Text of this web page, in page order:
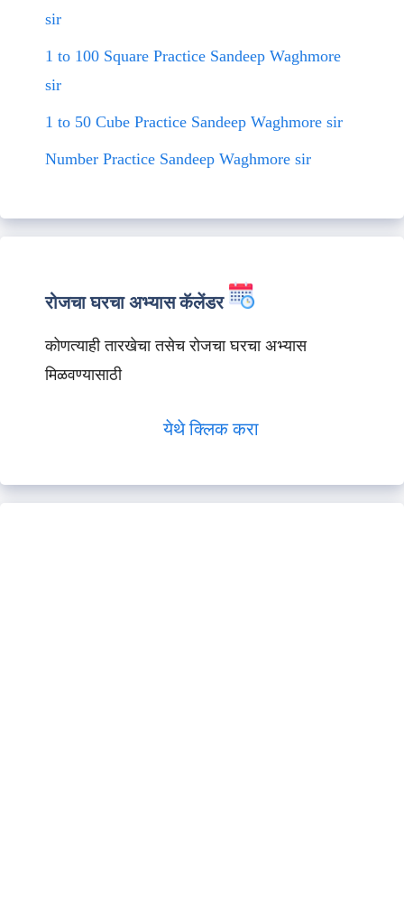
sir
1 to 100 Square Practice Sandeep Waghmore
sir
1 to 50 Cube Practice Sandeep Waghmore sir
Number Practice Sandeep Waghmore sir
रोजचा घरचा अभ्यास कॅलेंडर
कोणत्याही तारखेचा तसेच रोजचा घरचा अभ्यास
मिळवण्यासाठी
येथे क्लिक करा